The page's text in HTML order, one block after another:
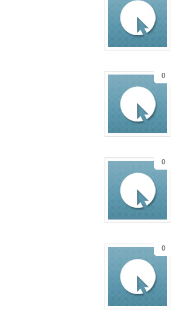
0
0
0